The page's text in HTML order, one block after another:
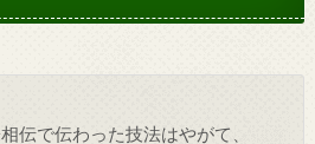
伝で伝わった技法はやがて、